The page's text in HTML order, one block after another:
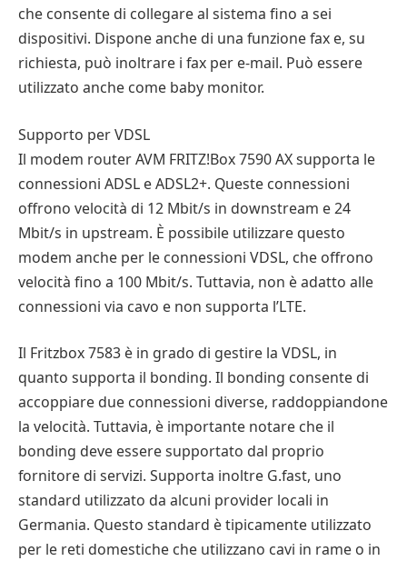
che consente di collegare al sistema fino a sei
dispositivi. Dispone anche di una funzione fax e, su
richiesta, può inoltrare i fax per e-mail. Può essere
utilizzato anche come baby monitor.
Supporto per VDSL
Il modem router AVM FRITZ!Box 7590 AX supporta le
connessioni ADSL e ADSL2+. Queste connessioni
offrono velocità di 12 Mbit/s in downstream e 24
Mbit/s in upstream. È possibile utilizzare questo
modem anche per le connessioni VDSL, che offrono
velocità fino a 100 Mbit/s. Tuttavia, non è adatto alle
connessioni via cavo e non supporta l’LTE.
Il Fritzbox 7583 è in grado di gestire la VDSL, in
quanto supporta il bonding. Il bonding consente di
accoppiare due connessioni diverse, raddoppiandone
la velocità. Tuttavia, è importante notare che il
bonding deve essere supportato dal proprio
fornitore di servizi. Supporta inoltre G.fast, uno
standard utilizzato da alcuni provider locali in
Germania. Questo standard è tipicamente utilizzato
per le reti domestiche che utilizzano cavi in rame o in